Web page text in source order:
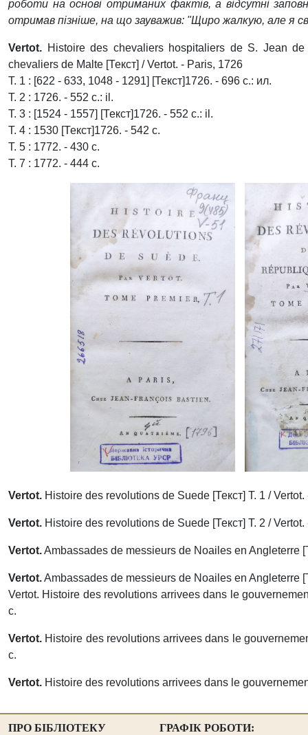
роботи на основі отриманих фактів, а відсутні
отримав пізніше, на що зауважив: "Щиро жалкую, але я
Vertot. Histoire des chevaliers hospitaliers de S. Jean
chevaliers de Malte [Текст] / Vertot. - Paris, 1726
Т. 1 : [622 - 633, 1048 - 1291] [Текст]1726. - 696 с.: ил.
Т. 2 : 1726. - 552 с.: il.
Т. 3 : [1524 - 1557] [Текст]1726. - 552 с.: il.
Т. 4 : 1530 [Текст]1726. - 542 с.
Т. 5 : 1772. - 430 с.
Т. 7 : 1772. - 444 с.
Vertot. Histoire des revolutions de Suede [Текст] Т. 1 /
Vertot. Histoire des revolutions de Suede [Текст] Т. 2 /
Vertot.Ambassades de messieurs de Noailes en Angleterre
Vertot.Ambassades de messieurs de Noailes en Angleterre
Vertot. Histoire des revolutions arrivees dans le
с.
Vertot. Histoire des revolutions arrivees dans le
с.
Vertot. Histoire des revolutions arrivees dans le
ПРО БІБЛІОТЕКУ
ГРАФІК РОБОТИ: